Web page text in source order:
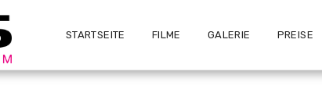
STARTSEITE FILME GALERIE PREISE